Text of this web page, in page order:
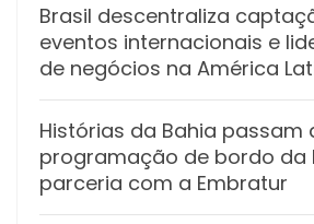
Brasil descentraliza
eventos internacionais e
de negócios na América
Histórias da Bahia passam
programação de bordo da
parceria com a Embratur